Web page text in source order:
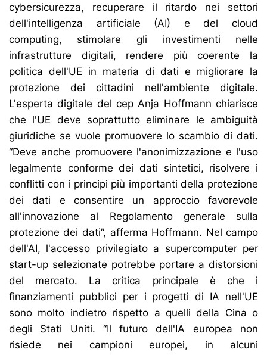
cybersicurezza, recuperare il ritardo nei settori
dell'intelligenza artificiale (AI) e del cloud
computing, stimolare gli investimenti nelle
infrastrutture digitali, rendere più coerente la
politica dell'UE in materia di dati e migliorare la
protezione dei cittadini nell'ambiente digitale.
L'esperta digitale del cep Anja Hoffmann chiarisce
che l'UE deve soprattutto eliminare le ambiguità
giuridiche se vuole promuovere lo scambio di dati.
“Deve anche promuovere l'anonimizzazione e l'uso
legalmente conforme dei dati sintetici, risolvere i
conflitti con i principi più importanti della protezione
dei dati e consentire un approccio favorevole
all'innovazione al Regolamento generale sulla
protezione dei dati”, afferma Hoffmann. Nel campo
dell'AI, l'accesso privilegiato a supercomputer per
start-up selezionate potrebbe portare a distorsioni
del mercato. La critica principale è che i
finanziamenti pubblici per i progetti di IA nell'UE
sono molto indietro rispetto a quelli della Cina o
degli Stati Uniti. “Il futuro dell'IA europea non
risiede nei campioni europei, in alcuni